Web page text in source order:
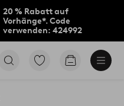
20 % Rabatt auf
Vorhänge*. Code
verwenden: 424992
Zu
Zum